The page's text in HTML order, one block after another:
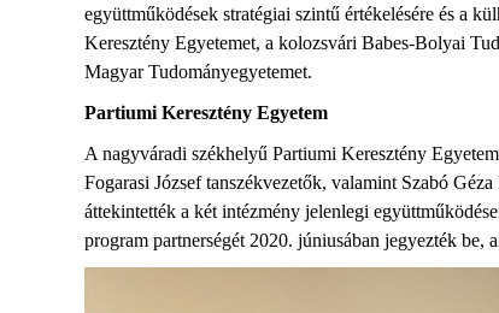
együttműködések stratégiai szintű értékelésére és a
Keresztény Egyetemet, a kolozsvári Babes-Bolyai
Magyar Tudományegyetemet.
Partiumi Keresztény Egyetem
A nagyváradi székhelyű Partiumi Keresztény
Fogarasi József tanszékvezetők, valamint Szabó
áttekintették a két intézmény jelenlegi
program partnerségét 2020. júniusában jegyezték be,